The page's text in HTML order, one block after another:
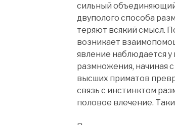
сильный
двуполого способа
теряют всякий смысл.
возникает
явление наблюдается
размножения, начиная
высших приматов
связь с инстинктом
половое влечение.